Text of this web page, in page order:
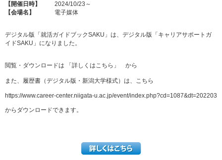
【開催日時】
2024/10/23～
【会場名】
電子媒体
デジタル版「就活ガイドブックSAKU」は、デジタル版「キャリアサポートガ
イドSAKU」になりました。
閲覧・ダウンロードは 「詳しくはこちら」 から
また、履歴書（デジタル版・新潟大学様式）は、こちら
https://www.career-center.niigata-u.ac.jp/event/index.php?cd=1087&dt=202203
からダウンロードできます。